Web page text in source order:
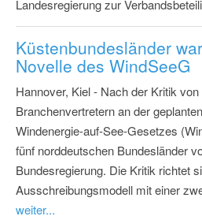
Landesregierung zur
Küstenbundesländer
Novelle des WindSeeG
Hannover, Kiel - Nach der Kritik
Branchenvertretern an der
Windenergie-auf-See-Gesetzes
fünf norddeutschen Bundesländer
Bundesregierung. Die Kritik richtet
Ausschreibungsmodell mit einer
weiter...